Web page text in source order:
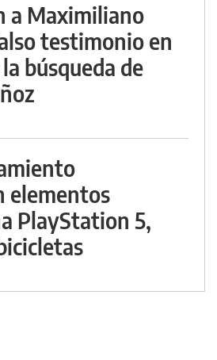
a Maximiliano
testimonio en
búsqueda de
elementos
PlayStation 5,